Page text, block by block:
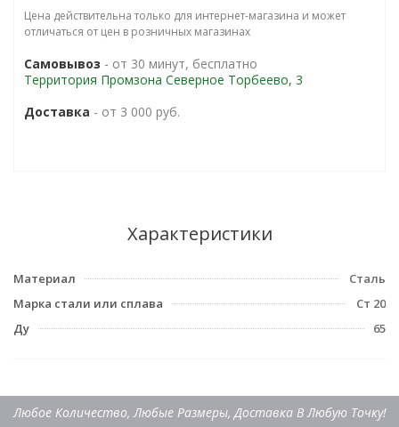
Цена действительна только для интернет-магазина и может
отличаться от цен в розничных магазинах
Самовывоз - от 30 минут, бесплатно
Территория Промзона Северное Торбеево, 3
Доставка - от 3 000 руб.
Характеристики
Материал
Сталь
Марка стали или сплава
Ст 20
Ду
65
Любое Количество, Любые Размеры, Доставка В Любую Точку!